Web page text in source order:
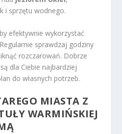
i sprzętu wodnego.
efektywnie wykorzystać
sprawdzaj godziny
rozczarowań. Dobrze
dla Ciebie najbardziej
do własnych potrzeb.
MIASTA Z
WARMIŃSKIEJ